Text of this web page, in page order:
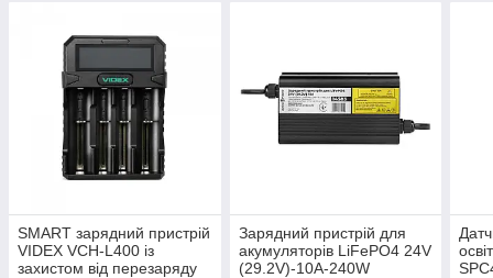
SMART зарядний пристрій
VIDEX VCH-L400 із
захистом від перезаряду
Зарядний пристрій для
акумуляторів LiFePO4 24V
(29.2V)-10A-240W